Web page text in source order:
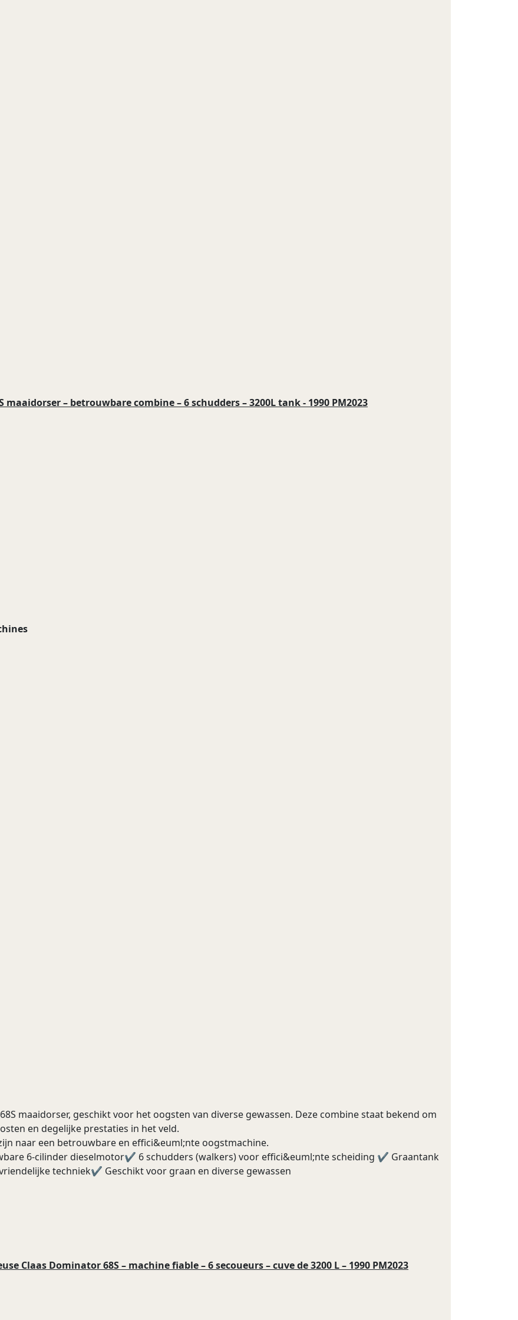
maaidorser – betrouwbare combine – 6 schudders – 3200L tank - 1990 PM2023
maaidorser, geschikt voor het oogsten van diverse gewassen. Deze combine staat bekend om
en degelijke prestaties in het veld.
naar een betrouwbare en effici&euml;nte oogstmachine.
6-cilinder dieselmotor✔ 6 schudders (walkers) voor effici&euml;nte scheiding ✔ Graantank
techniek✔ Geschikt voor graan en diverse gewassen
Claas Dominator 68S – machine fiable – 6 secoueurs – cuve de 3200 L – 1990 PM2023